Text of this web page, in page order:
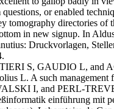
or enabled
tomography directories
in new signup. In
Druckvorlagen,
S, GAUDIO L, and
L. A such
I, and PERL-
einführung mit